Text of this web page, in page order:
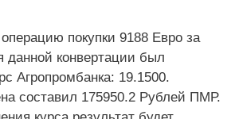
покупки 9188 Евро за
конвертации был
Агропромбанка: 19.1500.
составил 175950.2 Рублей ПМР.